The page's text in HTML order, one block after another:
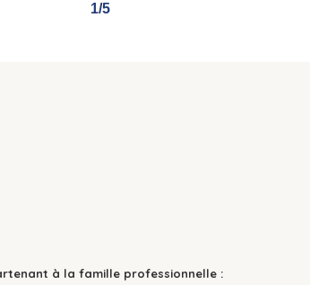
1/5
1/5
à la famille professionnelle :